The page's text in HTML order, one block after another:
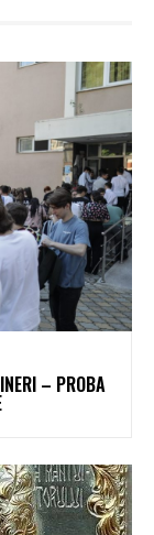
– PROBA